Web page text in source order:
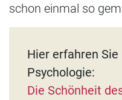
schon einmal so
Hier erfahren
Psychologie:
Die Schönheit